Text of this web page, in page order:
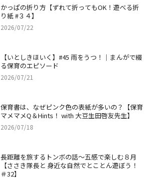
かっぱの折り方【ずれて折ってもOK！遊べる折
り紙 #３４】
2026/07/22
【いとしきほいく】#45 雨をうつ！｜まんがで綴
る保育のエピソード
2026/07/21
保育書は、なぜピンク色の表紙が多いの？【保育
マメマメQ＆Hints！ with 大豆生田啓友先生】
2026/07/18
長距離を旅するトンボの話～五感で楽しむ８月
【ささき隊長と 身近な自然でとことん遊ぼう！
＃32】